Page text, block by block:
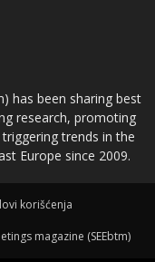
has been sharing best
research, promoting
trends in the
Europe since 2009.
korišćenja
magazine (SEEbtm)